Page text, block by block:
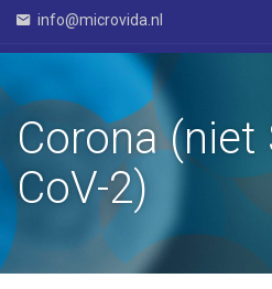
info@microvida.nl
Corona (niet
CoV-2)